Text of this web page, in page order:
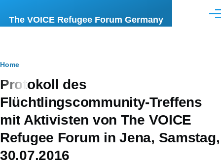
The VOICE Refugee Forum Germany
Breadcrumb
Home
Protokoll des
Flüchtlingscommunity-Treffens
mit Aktivisten von The VOICE
Refugee Forum in Jena, Samstag,
30.07.2016